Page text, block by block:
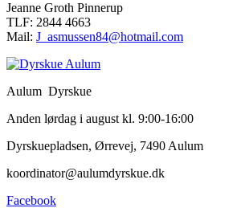
Jeanne Groth Pinnerup
TLF: 2844 4663
Mail: J_asmussen84@hotmail.com
Aulum Dyrskue
Anden lørdag i august kl. 9:00-16:00
Dyrskuepladsen, Ørrevej, 7490 Aulum
koordinator@aulumdyrskue.dk
Facebook